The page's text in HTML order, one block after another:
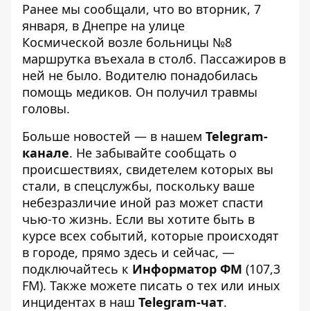
Ранее мы сообщали, что во вторник, 7
января, в Днепре на улице
Космической возле больницы №8
маршрутка въехала в столб. Пассажиров в
ней не было. Водителю понадобилась
помощь медиков. Он получил травмы
головы.
Больше новостей — в нашем Telegram-
канале. Не забывайте сообщать о
происшествиях, свидетелем которых вы
стали, в спецслужбы, поскольку ваше
небезразличие иной раз может спасти
чью-то жизнь. Если вы хотите быть в
курсе всех событий, которые происходят
в городе, прямо здесь и сейчас, —
подключайтесь к Информатор ФМ (107,3
FM). Также можете писать о тех или иных
инцидентах в наш Telegram-чат.